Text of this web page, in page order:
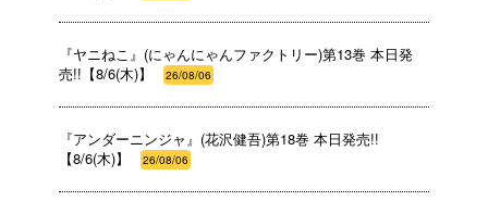
『ヤニねこ』(にゃんにゃんファクトリー)第13巻 本日発
売!!【8/6(木)】
26/08/06
『アンダーニンジャ』(花沢健吾)第18巻 本日発売!!
【8/6(木)】
26/08/06